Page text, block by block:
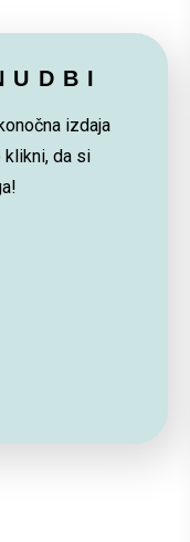
izdaja
da si